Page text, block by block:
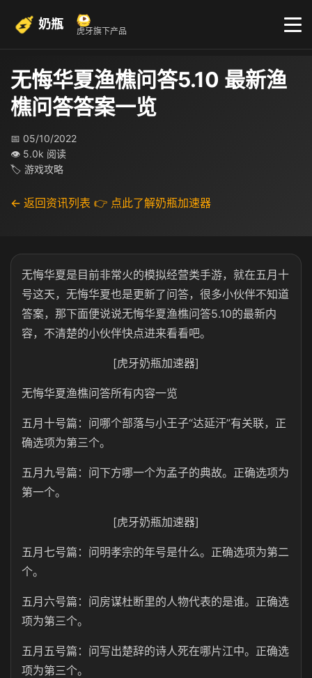
奶瓶 虎牙旗下产品
无悔华夏渔樵问答5.10 最新渔
樵问答答案一览
📅 05/10/2022
👁 5.0k 阅读
🏷 游戏攻略
← 返回资讯列表 👉 点此了解奶瓶加速器
无悔华夏是目前非常火的模拟经营类手游，就在五月十
号这天，无悔华夏也是更新了问答，很多小伙伴不知道
答案，那下面便说说无悔华夏渔樵问答5.10的最新内
容，不清楚的小伙伴快点进来看看吧。
[虎牙奶瓶加速器]
无悔华夏渔樵问答所有内容一览
五月十号篇：问哪个部落与小王子“达延汗”有关联，正
确选项为第三个。
五月九号篇：问下方哪一个为孟子的典故。正确选项为
第一个。
[虎牙奶瓶加速器]
五月七号篇：问明孝宗的年号是什么。正确选项为第二
个。
五月六号篇：问房谋杜断里的人物代表的是谁。正确选
项为第三个。
五月五号篇：问写出楚辞的诗人死在哪片江中。正确选
项为第三个。